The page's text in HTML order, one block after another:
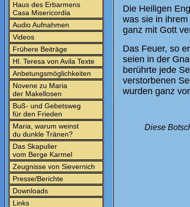
Haus des Erbarmens
Casa Misericordia
Audio Aufnahmen
Videos
Frühere Beiträge
Hl. Teresa von Avila Texte
Anbetungsmöglichkeiten
Novene zu Maria
der Makellosen
Buß- und Gebetsweg
für den Frieden
Maria, warum weinst
du dunkle Tränen?
Das Skapulier
vom Berge Karmel
Zeugnisse von Sievernich
Presse/Berichte
Downloads
Links
Die Heiligen
was sie in
ganz mit Gott
Das Feuer, so
seien in der
berührte jede
verstorbenen
wurden ganz
Diese